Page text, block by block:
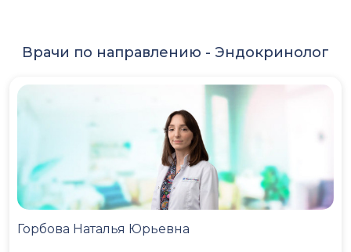
Врачи по направлению - Эндокринолог
Горбова Наталья Юрьевна